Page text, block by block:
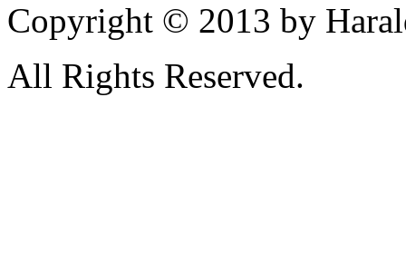
Copyright © 2013 by
All Rights Reserved.